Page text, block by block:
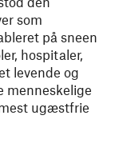
som
på sneen
hospitaler,
levende og
menneskelige
ugæstfrie